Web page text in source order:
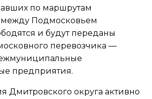
по маршрутам
между Подмосковьем
и будут переданы
перевозчика —
предприятия.
Дмитровского округа активно